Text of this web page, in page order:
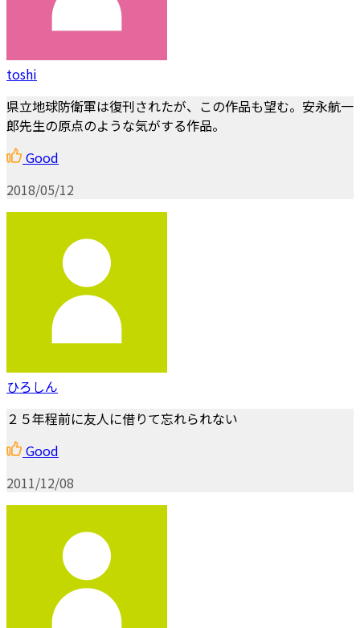
toshi
県立地球防衛軍は復刊されたが、この作品も望む。安永航一
郎先生の原点のような気がする作品。
Good
2018/05/12
ひろしん
２５年程前に友人に借りて忘れられない
Good
2011/12/08